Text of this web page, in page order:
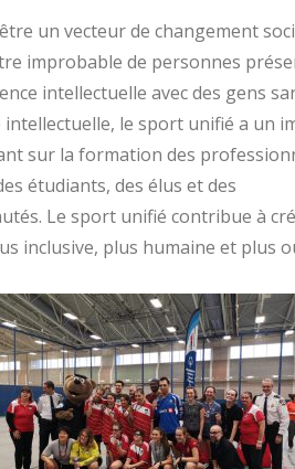
un vecteur de changement
improbable de personnes
intellectuelle avec des gens
intellectuelle, le sport unifié a un
sur la formation des
étudiants, des élus et des
Le sport unifié contribue à
inclusive, plus humaine et plus